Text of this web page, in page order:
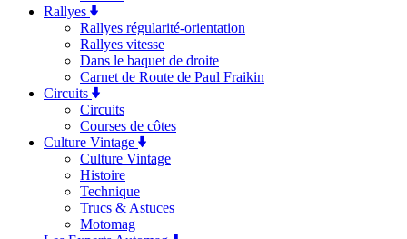
Rallyes
Rallyes régularité-orientation
Rallyes vitesse
Dans le baquet de droite
Carnet de Route de Paul Fraikin
Circuits
Circuits
Courses de côtes
Culture Vintage
Culture Vintage
Histoire
Technique
Trucs & Astuces
Motomag